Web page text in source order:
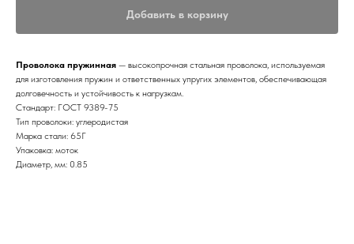
Добавить в корзину
Проволока пружинная — высокопрочная стальная проволока, используемая
для изготовления пружин и ответственных упругих элементов, обеспечивающая
долговечность и устойчивость к нагрузкам.
Стандарт: ГОСТ 9389-75
Тип проволоки: углеродистая
Марка стали: 65Г
Упаковка: моток
Диаметр, мм: 0.85